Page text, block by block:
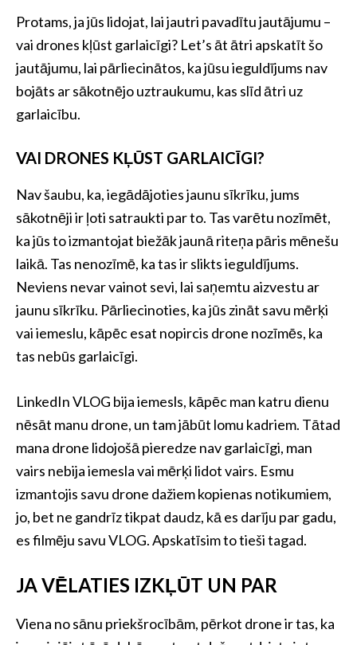
Protams, ja jūs lidojat, lai jautri pavadītu jautājumu –
vai drones kļūst garlaicīgi? Let’s āt ātri apskatīt šo
jautājumu, lai pārliecinātos, ka jūsu ieguldījums nav
bojāts ar sākotnējo uztraukumu, kas slīd ātri uz
garlaicību.
VAI DRONES KĻŪST GARLAICĪGI?
Nav šaubu, ka, iegādājoties jaunu sīkrīku, jums
sākotnēji ir ļoti satraukti par to. Tas varētu nozīmēt,
ka jūs to izmantojat biežāk jaunā riteņa pāris mēnešu
laikā. Tas nenozīmē, ka tas ir slikts ieguldījums.
Neviens nevar vainot sevi, lai saņemtu aizvestu ar
jaunu sīkrīku. Pārliecinoties, ka jūs zināt savu mērķi
vai iemeslu, kāpēc esat nopircis drone nozīmēs, ka
tas nebūs garlaicīgi.
LinkedIn VLOG bija iemesls, kāpēc man katru dienu
nēsāt manu drone, un tam jābūt lomu kadriem. Tātad
mana drone lidojošā pieredze nav garlaicīgi, man
vairs nebija iemesla vai mērķi lidot vairs. Esmu
izmantojis savu drone dažiem kopienas notikumiem,
jo, bet ne gandrīz tikpat daudz, kā es darīju par gadu,
es filmēju savu VLOG. Apskatīsim to tieši tagad.
JA VĒLATIES IZKĻŪT UN PAR
Viena no sānu priekšrocībām, pērkot drone ir tas, ka